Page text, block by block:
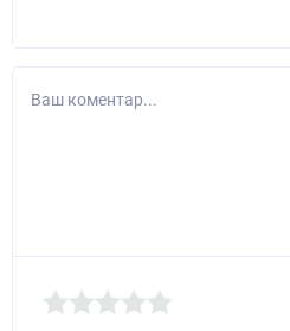
Ваш коментар...